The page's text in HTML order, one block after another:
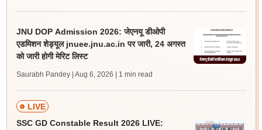
JNU DOP Admission 2026: जेएनयू डीओपी
एडमिशन शेड्यूल jnuee.jnu.ac.in पर जारी, 24 अगस्त
को जारी होगी मेरिट लिस्ट
Saurabh Pandey | Aug 6, 2026 | 1 min read
LIVE
SSC GD Constable Result 2026 LIVE: